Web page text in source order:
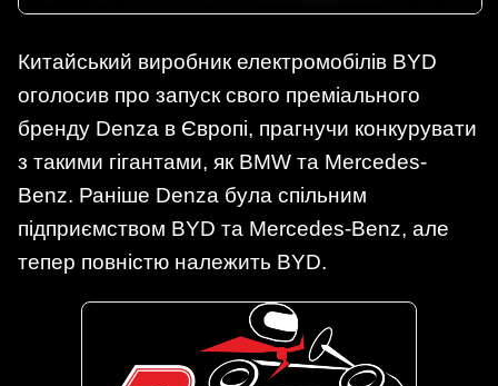
Китайський виробник електромобілів BYD
оголосив про запуск свого преміального
бренду Denza в Європі, прагнучи конкурувати
з такими гігантами, як BMW та Mercedes-
Benz. Раніше Denza була спільним
підприємством BYD та Mercedes-Benz, але
тепер повністю належить BYD.